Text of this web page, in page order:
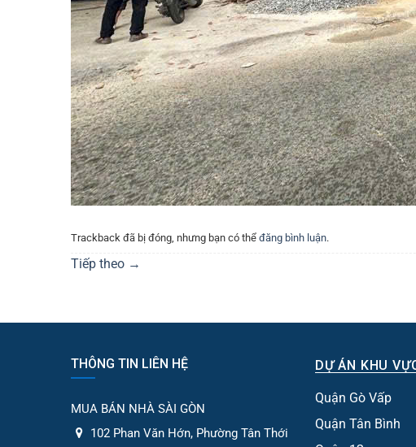
Trackback đã bị đóng, nhưng bạn có thể đăng bình luận.
Tiếp theo →
THÔNG TIN LIÊN HỆ
MUA BÁN NHÀ SÀI GÒN
102 Phan Văn Hớn, Phường Tân Thới
DỰ ÁN KHU
Quận Gò Vấp
Quận Tân Bình